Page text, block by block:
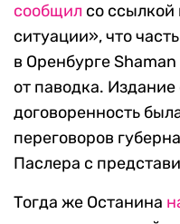
сообщил со ссылкой
ситуации», что
в Оренбурге
от паводка. Издание
договоренность
переговоров
Паслера с
Тогда же Останина